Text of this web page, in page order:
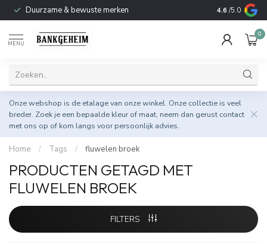
Duurzame & bewuste merken 4.6 /5.0
MENU
0
Onze webshop is de etalage van onze winkel. Onze collectie is veel
breder. Zoek je een bepaalde kleur of maat, neem dan gerust contact
met ons op of kom langs voor persoonlijk advies.
Home / Tags / fluwelen broek
PRODUCTEN GETAGD MET
FLUWELEN BROEK
FILTERS